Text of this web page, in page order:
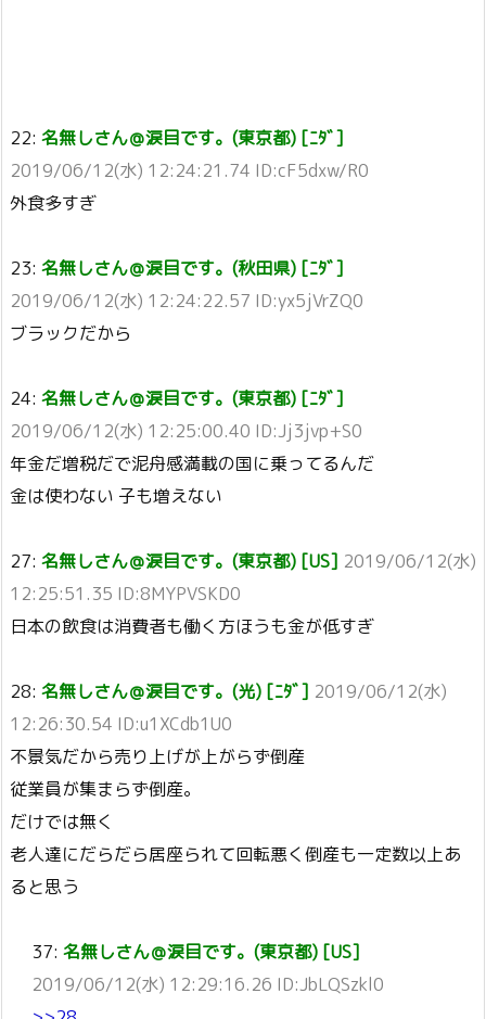
22: 名無しさん＠涙目です。(東京都) [ﾆﾀﾞ]
2019/06/12(水) 12:24:21.74 ID:cF5dxw/R0
外食多すぎ
23: 名無しさん＠涙目です。(秋田県) [ﾆﾀﾞ]
2019/06/12(水) 12:24:22.57 ID:yx5jVrZQ0
ブラックだから
24: 名無しさん＠涙目です。(東京都) [ﾆﾀﾞ]
2019/06/12(水) 12:25:00.40 ID:Jj3jvp+S0
年金だ増税だで泥舟感満載の国に乗ってるんだ
金は使わない 子も増えない
27: 名無しさん＠涙目です。(東京都) [US] 2019/06/12(水)
12:25:51.35 ID:8MYPVSKD0
日本の飲食は消費者も働く方ほうも金が低すぎ
28: 名無しさん＠涙目です。(光) [ﾆﾀﾞ] 2019/06/12(水)
12:26:30.54 ID:u1XCdb1U0
不景気だから売り上げが上がらず倒産
従業員が集まらず倒産。
だけでは無く
老人達にだらだら居座られて回転悪く倒産も一定数以上あ
ると思う
37: 名無しさん＠涙目です。(東京都) [US]
2019/06/12(水) 12:29:16.26 ID:JbLQSzkl0